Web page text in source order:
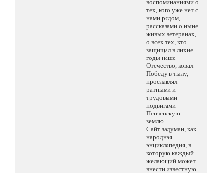
воспоминаниями о
тех, кого уже нет с
нами рядом,
рассказами о ныне
живых ветеранах,
о всех тех, кто
защищал в лихие
годы наше
Отечество, ковал
Победу в тылу,
прославлял
ратными и
трудовыми
подвигами
Пензенскую
землю.
Сайт задуман, как
народная
энциклопедия, в
которую каждый
желающий может
внести известную